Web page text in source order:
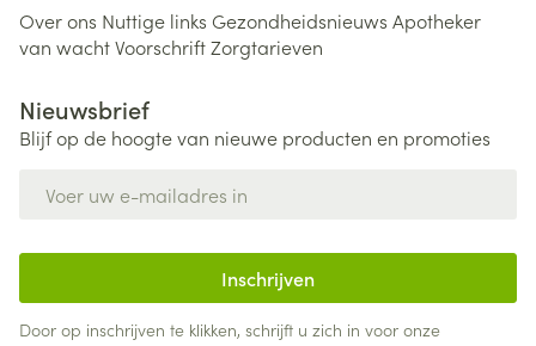
Over ons Nuttige links Gezondheidsnieuws Apotheker
van wachtVoorschriftZorgtarieven
Nieuwsbrief
Blijf op de hoogte van nieuwe producten en promoties
Inschrijven
Door op inschrijven te klikken, schrijft u zich in voor onze